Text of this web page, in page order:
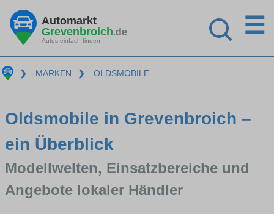
Automarkt
Grevenbroich.de
Autos einfach finden
☰
❯ MARKEN ❯ OLDSMOBILE
Oldsmobile in Grevenbroich –
ein Überblick
Modellwelten, Einsatzbereiche und
Angebote lokaler Händler